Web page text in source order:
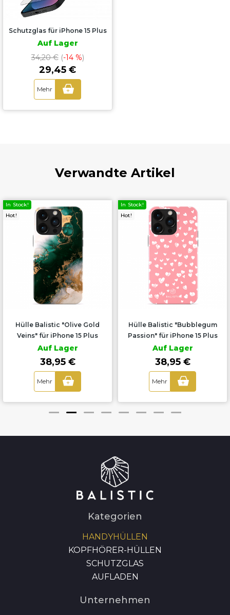
Schutzglas für iPhone 15 Plus
Auf Lager
34,20 €(-14 %)
29,45 €
Mehr +
Verwandte Artikel
Hot!
In Stock!
Hülle Balistic "Olive Gold
Veins" für iPhone 15 Plus
Auf Lager
38,95 €
Mehr +
Hot!
In Stock!
Hülle Balistic "Bubblegum
Passion" für iPhone 15 Plus
Auf Lager
38,95 €
Mehr +
Kategorien
HANDYHÜLLEN
KOPFHÖRER-HÜLLEN
SCHUTZGLAS
AUFLADEN
Unternehmen